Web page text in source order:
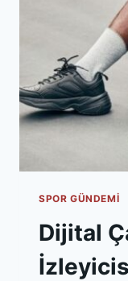
SPOR GÜNDEMI
Dijital